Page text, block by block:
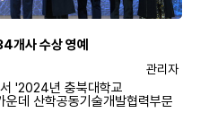
개사 수상 영예
등록자
관리자
'2024년 충북대학교
데 산학공동기술개발협력부문